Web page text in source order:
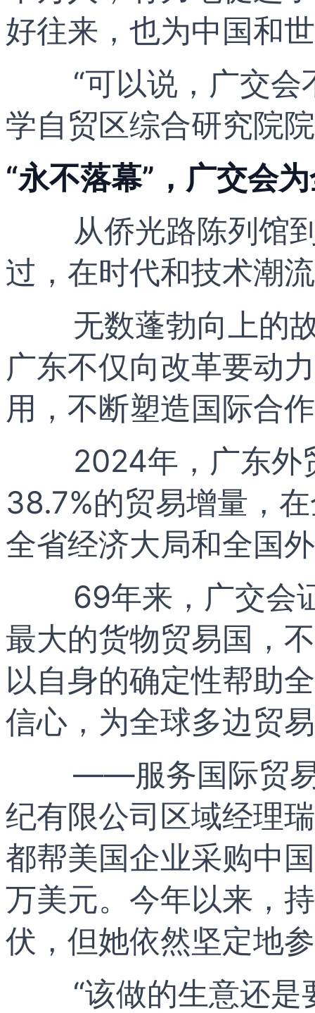
好往来，也为中国和
“可以说，广交会
学自贸区综合研究院
“永不落幕”，广交会
从侨光路陈列馆
过，在时代和技术潮
无数蓬勃向上的
广东不仅向改革要动
用，不断塑造国际合
2024年，广东外
38.7%的贸易增量，
全省经济大局和全国
69年来，广交会
最大的货物贸易国，
以自身的确定性帮助
信心，为全球多边贸
——服务国际贸易
纪有限公司区域经理
都帮美国企业采购中
万美元。今年以来，
伏，但她依然坚定地
“该做的生意还